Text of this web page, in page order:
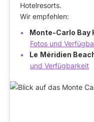
Hotelresorts.
Wir empfehlen:
Monte-Carlo Bay
Fotos und
Le Méridien
und Verfügbarkeit